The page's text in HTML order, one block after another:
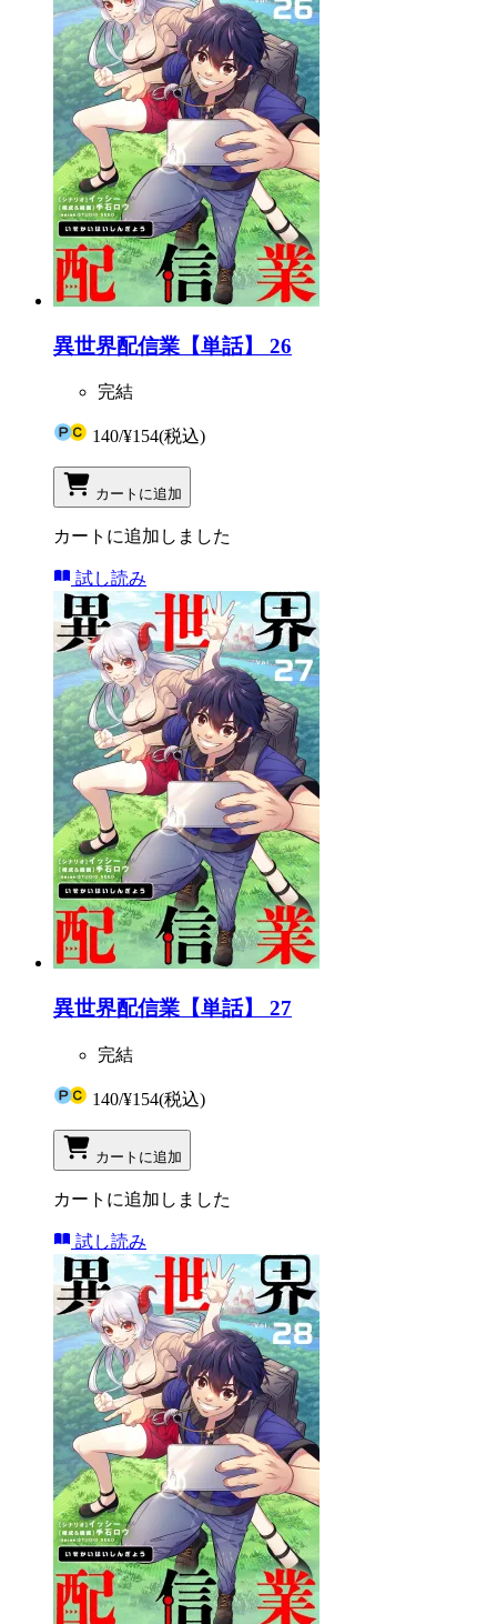
異世界配信業【単話】 26
完結
140/¥154(税込)
カートに追加
カートに追加しました
試し読み
異世界配信業【単話】 27
完結
140/¥154(税込)
カートに追加
カートに追加しました
試し読み